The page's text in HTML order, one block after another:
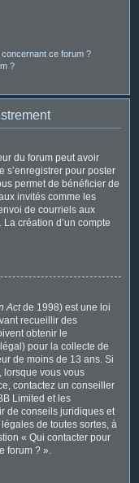
ce forum ?
?
du forum peut avoir
s’enregistrer pour poster
permet de bénéficier de
invités comme les
de courriels aux
création d’un compte
Actde 1998) est une loi
recueillir des
obtenir le
pour la collecte de
de moins de 13 ans. Si
lorsque vous vous
contactez un conseiller
Limited et les
de conseils juridiques et
de toutes sortes, à
« Qui contacter pour
forum ? ».